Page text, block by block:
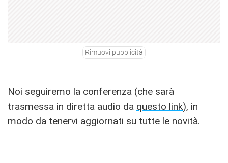
Rimuovi pubblicità
Noi seguiremo la conferenza (che sarà
trasmessa in diretta audio da questo link), in
modo da tenervi aggiornati su tutte le novità.